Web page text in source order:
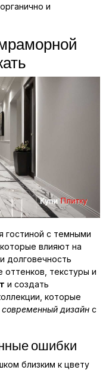
и
гостиной с темными
влияют на
и долговечность
оттенков, текстуры и
и создать
которые
современный дизайн с
ошибки
близким к цвету